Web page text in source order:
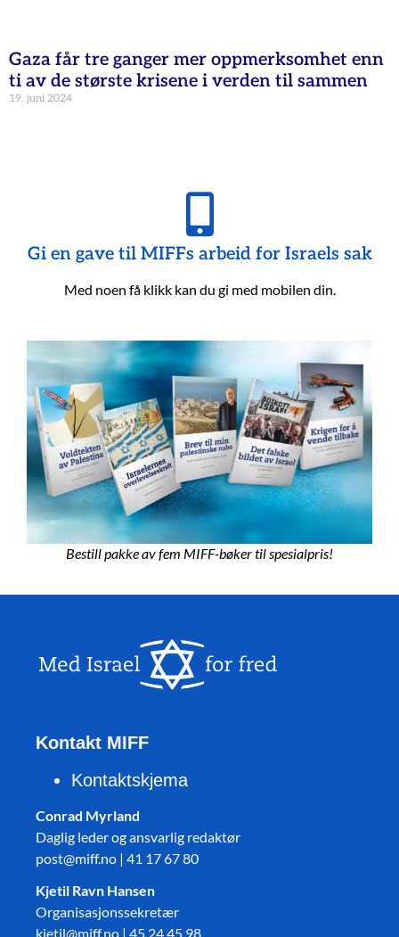
Gaza får tre ganger mer oppmerksomhet enn
ti av de største krisene i verden til sammen
19. juni 2024
Gi en gave til MIFFs arbeid for Israels sak
Med noen få klikk kan du gi med mobilen din.
Bestill pakke av fem MIFF-bøker til spesialpris!
Kontakt MIFF
Kontaktskjema
Conrad Myrland
Daglig leder og ansvarlig redaktør
post@miff.no | 41 17 67 80
Kjetil Ravn Hansen
Organisasjonssekretær
kjetil@miff.no | 45 24 45 98